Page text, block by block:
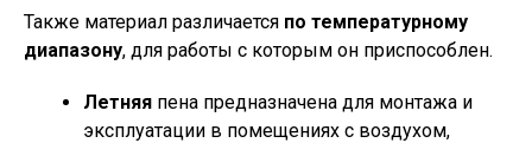
Также материал различается по температурному
диапазону, для работы с которым он приспособлен.
Летняя пена предназначена для монтажа и
эксплуатации в помещениях с воздухом,